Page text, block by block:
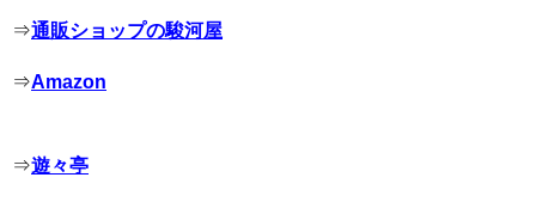
⇒通販ショップの駿河屋
⇒Amazon
⇒遊々亭